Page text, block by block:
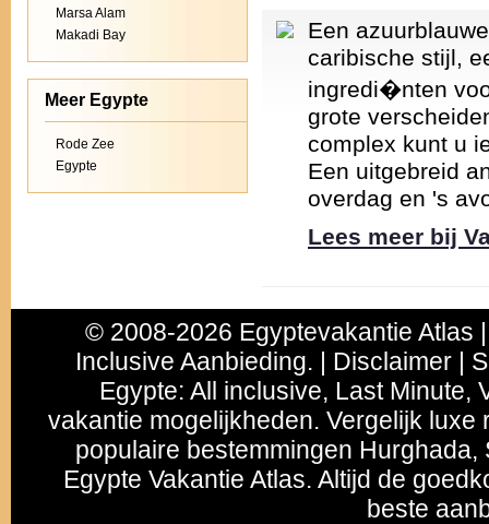
Marsa Alam
Makadi Bay
Meer Egypte
Rode Zee
Egypte
Een
caribische stijl,
ingredi�nten
grote
complex kunt u
Een uitgebreid
overdag en 's
Lees meer bij
© 2008-2026 Egyptevakantie Atlas
Inclusive Aanbieding. | Disclaimer |
Egypte: All inclusive, Last Minute,
vakantie mogelijkheden. Vergelijk
populaire bestemmingen Hurghada,
Egypte Vakantie Atlas. Altijd de
beste